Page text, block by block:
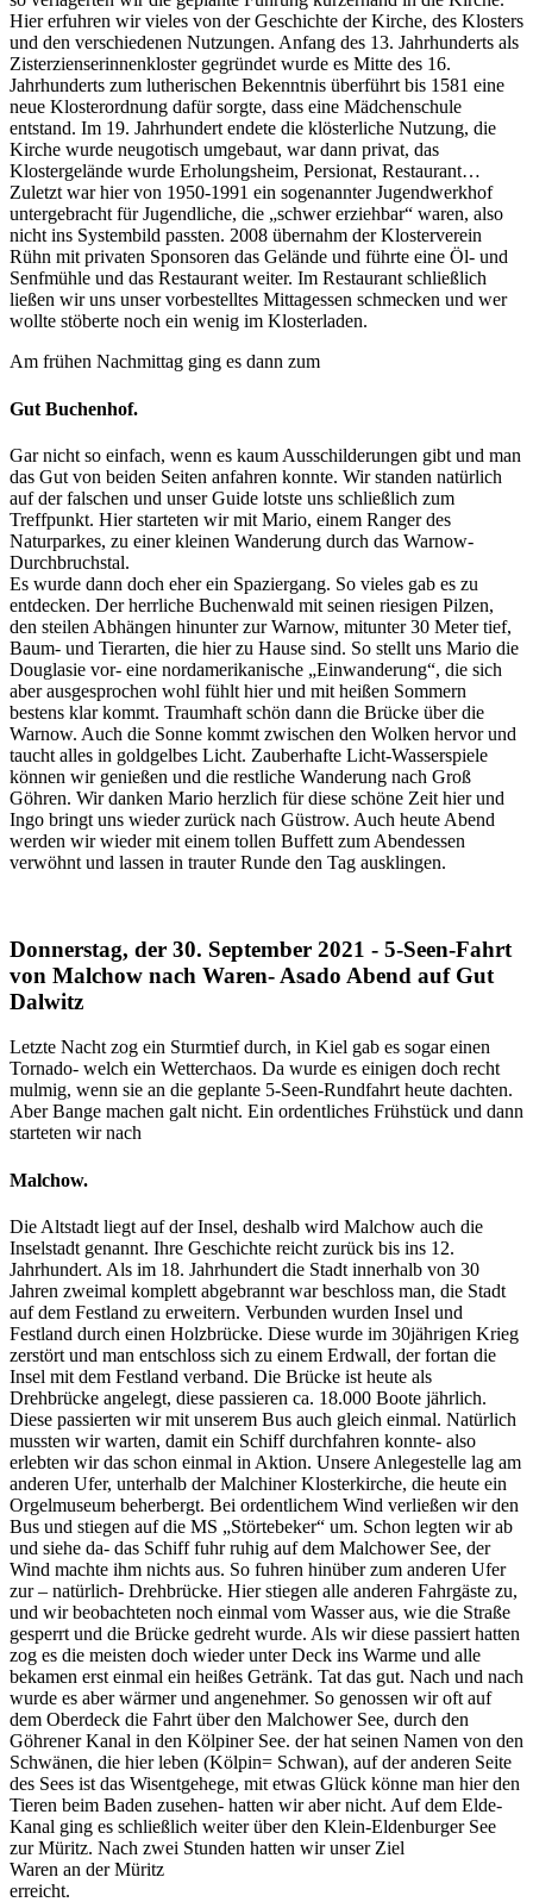
Hier erfuhren wir vieles von der Geschichte der Kirche, des Klosters
und den verschiedenen Nutzungen. Anfang des 13. Jahrhunderts als
Zisterzienserinnenkloster gegründet wurde es Mitte des 16.
Jahrhunderts zum lutherischen Bekenntnis überführt bis 1581 eine
neue Klosterordnung dafür sorgte, dass eine Mädchenschule
entstand. Im 19. Jahrhundert endete die klösterliche Nutzung, die
Kirche wurde neugotisch umgebaut, war dann privat, das
Klostergelände wurde Erholungsheim, Persionat, Restaurant…
Zuletzt war hier von 1950-1991 ein sogenannter Jugendwerkhof
untergebracht für Jugendliche, die „schwer erziehbar“ waren, also
nicht ins Systembild passten. 2008 übernahm der Klosterverein
Rühn mit privaten Sponsoren das Gelände und führte eine Öl- und
Senfmühle und das Restaurant weiter. Im Restaurant schließlich
ließen wir uns unser vorbestelltes Mittagessen schmecken und wer
wollte stöberte noch ein wenig im Klosterladen.
Am frühen Nachmittag ging es dann zum
Gut Buchenhof.
Gar nicht so einfach, wenn es kaum Ausschilderungen gibt und man
das Gut von beiden Seiten anfahren konnte. Wir standen natürlich
auf der falschen und unser Guide lotste uns schließlich zum
Treffpunkt. Hier starteten wir mit Mario, einem Ranger des
Naturparkes, zu einer kleinen Wanderung durch das Warnow-
Durchbruchstal.
Es wurde dann doch eher ein Spaziergang. So vieles gab es zu
entdecken. Der herrliche Buchenwald mit seinen riesigen Pilzen,
den steilen Abhängen hinunter zur Warnow, mitunter 30 Meter tief,
Baum- und Tierarten, die hier zu Hause sind. So stellt uns Mario die
Douglasie vor- eine nordamerikanische „Einwanderung“, die sich
aber ausgesprochen wohl fühlt hier und mit heißen Sommern
bestens klar kommt. Traumhaft schön dann die Brücke über die
Warnow. Auch die Sonne kommt zwischen den Wolken hervor und
taucht alles in goldgelbes Licht. Zauberhafte Licht-Wasserspiele
können wir genießen und die restliche Wanderung nach Groß
Göhren. Wir danken Mario herzlich für diese schöne Zeit hier und
Ingo bringt uns wieder zurück nach Güstrow. Auch heute Abend
werden wir wieder mit einem tollen Buffett zum Abendessen
verwöhnt und lassen in trauter Runde den Tag ausklingen.
Donnerstag, der 30. September 2021 - 5-Seen-Fahrt
von Malchow nach Waren- Asado Abend auf Gut
Dalwitz
Letzte Nacht zog ein Sturmtief durch, in Kiel gab es sogar einen
Tornado- welch ein Wetterchaos. Da wurde es einigen doch recht
mulmig, wenn sie an die geplante 5-Seen-Rundfahrt heute dachten.
Aber Bange machen galt nicht. Ein ordentliches Frühstück und dann
starteten wir nach
Malchow.
Die Altstadt liegt auf der Insel, deshalb wird Malchow auch die
Inselstadt genannt. Ihre Geschichte reicht zurück bis ins 12.
Jahrhundert. Als im 18. Jahrhundert die Stadt innerhalb von 30
Jahren zweimal komplett abgebrannt war beschloss man, die Stadt
auf dem Festland zu erweitern. Verbunden wurden Insel und
Festland durch einen Holzbrücke. Diese wurde im 30jährigen Krieg
zerstört und man entschloss sich zu einem Erdwall, der fortan die
Insel mit dem Festland verband. Die Brücke ist heute als
Drehbrücke angelegt, diese passieren ca. 18.000 Boote jährlich.
Diese passierten wir mit unserem Bus auch gleich einmal. Natürlich
mussten wir warten, damit ein Schiff durchfahren konnte- also
erlebten wir das schon einmal in Aktion. Unsere Anlegestelle lag am
anderen Ufer, unterhalb der Malchiner Klosterkirche, die heute ein
Orgelmuseum beherbergt. Bei ordentlichem Wind verließen wir den
Bus und stiegen auf die MS „Störtebeker“ um. Schon legten wir ab
und siehe da- das Schiff fuhr ruhig auf dem Malchower See, der
Wind machte ihm nichts aus. So fuhren hinüber zum anderen Ufer
zur – natürlich- Drehbrücke. Hier stiegen alle anderen Fahrgäste zu,
und wir beobachteten noch einmal vom Wasser aus, wie die Straße
gesperrt und die Brücke gedreht wurde. Als wir diese passiert hatten
zog es die meisten doch wieder unter Deck ins Warme und alle
bekamen erst einmal ein heißes Getränk. Tat das gut. Nach und nach
wurde es aber wärmer und angenehmer. So genossen wir oft auf
dem Oberdeck die Fahrt über den Malchower See, durch den
Göhrener Kanal in den Kölpiner See. der hat seinen Namen von den
Schwänen, die hier leben (Kölpin= Schwan), auf der anderen Seite
des Sees ist das Wisentgehege, mit etwas Glück könne man hier den
Tieren beim Baden zusehen- hatten wir aber nicht. Auf dem Elde-
Kanal ging es schließlich weiter über den Klein-Eldenburger See
zur Müritz. Nach zwei Stunden hatten wir unser Ziel
Waren an der Müritz
erreicht.